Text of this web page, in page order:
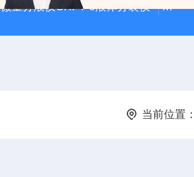
微量分液仪CHFY-8液体分装仪 全自
当前位置：